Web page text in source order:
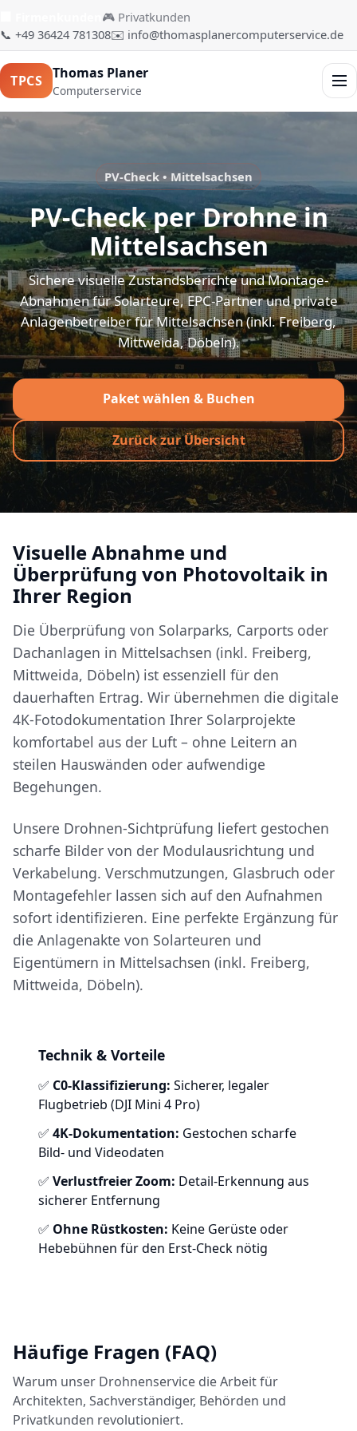
🎮 Privatkunden
📞 +49 36424 781308✉️ info@thomasplanercomputerservice.de
TPCS Thomas Planer
Computerservice
PV-Check • Mittelsachsen
PV-Check per Drohne in
Mittelsachsen
Sichere visuelle Zustandsberichte und Montage-
Abnahmen für Solarteure, EPC-Partner und private
Anlagenbetreiber für Mittelsachsen (inkl. Freiberg,
Mittweida, Döbeln).
Paket wählen & Buchen
Zurück zur Übersicht
Visuelle Abnahme und
Überprüfung von Photovoltaik in
Ihrer Region
Die Überprüfung von Solarparks, Carports oder
Dachanlagen in Mittelsachsen (inkl. Freiberg,
Mittweida, Döbeln) ist essenziell für den
dauerhaften Ertrag. Wir übernehmen die digitale
4K-Fotodokumentation Ihrer Solarprojekte
komfortabel aus der Luft – ohne Leitern an
steilen Hauswänden oder aufwendige
Begehungen.
Unsere Drohnen-Sichtprüfung liefert gestochen
scharfe Bilder von der Modulausrichtung und
Verkabelung. Verschmutzungen, Glasbruch oder
Montagefehler lassen sich auf den Aufnahmen
sofort identifizieren. Eine perfekte Ergänzung für
die Anlagenakte von Solarteuren und
Eigentümern in Mittelsachsen (inkl. Freiberg,
Mittweida, Döbeln).
Technik & Vorteile
✅ C0-Klassifizierung: Sicherer, legaler
Flugbetrieb (DJI Mini 4 Pro)
✅ 4K-Dokumentation: Gestochen scharfe
Bild- und Videodaten
✅ Verlustfreier Zoom: Detail-Erkennung aus
sicherer Entfernung
✅ Ohne Rüstkosten: Keine Gerüste oder
Hebebühnen für den Erst-Check nötig
Häufige Fragen (FAQ)
Warum unser Drohnenservice die Arbeit für
Architekten, Sachverständiger, Behörden und
Privatkunden revolutioniert.